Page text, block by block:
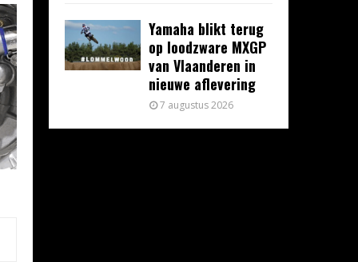
Yamaha blikt terug
op loodzware MXGP
van Vlaanderen in
nieuwe aflevering
7 augustus 2026